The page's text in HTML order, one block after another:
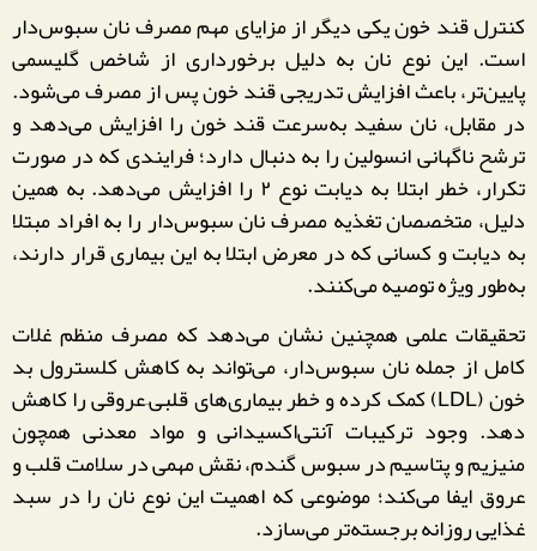
کنترل قند خون یکی دیگر از مزایای مهم مصرف نان سبوس‌دار
است. این نوع نان به دلیل برخورداری از شاخص گلیسمی
پایین‌تر، باعث افزایش تدریجی قند خون پس از مصرف می‌شود.
در مقابل، نان سفید به‌سرعت قند خون را افزایش می‌دهد و
ترشح ناگهانی انسولین را به دنبال دارد؛ فرایندی که در صورت
تکرار، خطر ابتلا به دیابت نوع ۲ را افزایش می‌دهد. به همین
دلیل، متخصصان تغذیه مصرف نان سبوس‌دار را به افراد مبتلا
به دیابت و کسانی که در معرض ابتلا به این بیماری قرار دارند،
به‌طور ویژه توصیه می‌کنند.
تحقیقات علمی همچنین نشان می‌دهد که مصرف منظم غلات
کامل از جمله نان سبوس‌دار، می‌تواند به کاهش کلسترول بد
خون (LDL) کمک کرده و خطر بیماری‌های قلبی–عروقی را کاهش
دهد. وجود ترکیبات آنتی‌اکسیدانی و مواد معدنی همچون
منیزیم و پتاسیم در سبوس گندم، نقش مهمی در سلامت قلب و
عروق ایفا می‌کند؛ موضوعی که اهمیت این نوع نان را در سبد
غذایی روزانه برجسته‌تر می‌سازد.